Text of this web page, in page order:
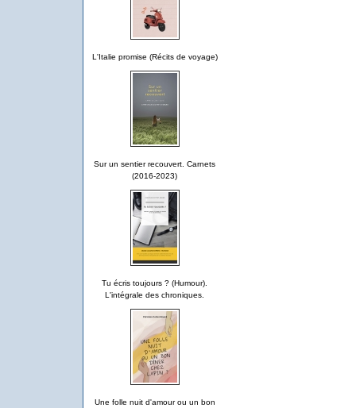
L'Italie promise (Récits de voyage)
Sur un sentier recouvert. Carnets
(2016-2023)
Tu écris toujours ? (Humour).
L'intégrale des chroniques.
Une folle nuit d'amour ou un bon